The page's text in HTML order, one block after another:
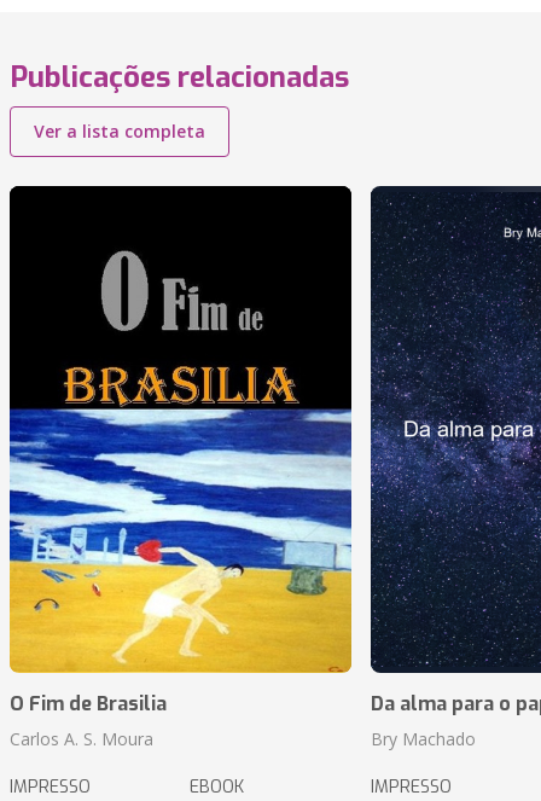
Publicações relacionadas
Ver a lista completa
O Fim de Brasilia
Carlos A. S. Moura
IMPRESSO EBOOK
Da alma para o
Bry Machado
IMPRESSO